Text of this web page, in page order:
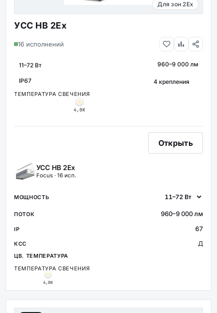
Для зон 2Ex
УСС НВ 2Ex
16 исполнений
МОЩНОСТЬ СВЕТОВОЙ ПОТОК
960–9 000 лм
ЗАЩИТА
IP67
ТЕМПЕРАТУРА СВЕЧЕНИЯ
4,0К
Открыть
УСС НВ 2Ex
Focus · 16 исп.
960–9 000 лм
67
Д
ТЕМПЕРАТУРА СВЕЧЕНИЯ
4,0К